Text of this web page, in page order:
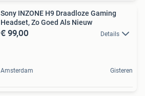
Sony INZONE H9 Draadloze Gaming
Headset, Zo Goed Als Nieuw
€ 99,00 Details
Amsterdam Gisteren